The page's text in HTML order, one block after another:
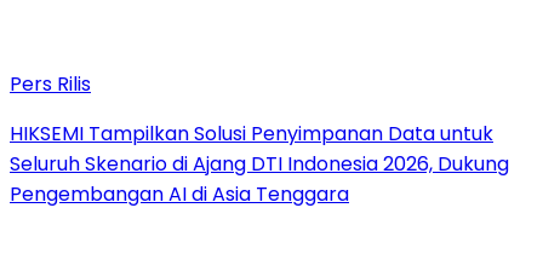
Pers Rilis
HIKSEMI Tampilkan Solusi Penyimpanan Data untuk
Seluruh Skenario di Ajang DTI Indonesia 2026, Dukung
Pengembangan AI di Asia Tenggara